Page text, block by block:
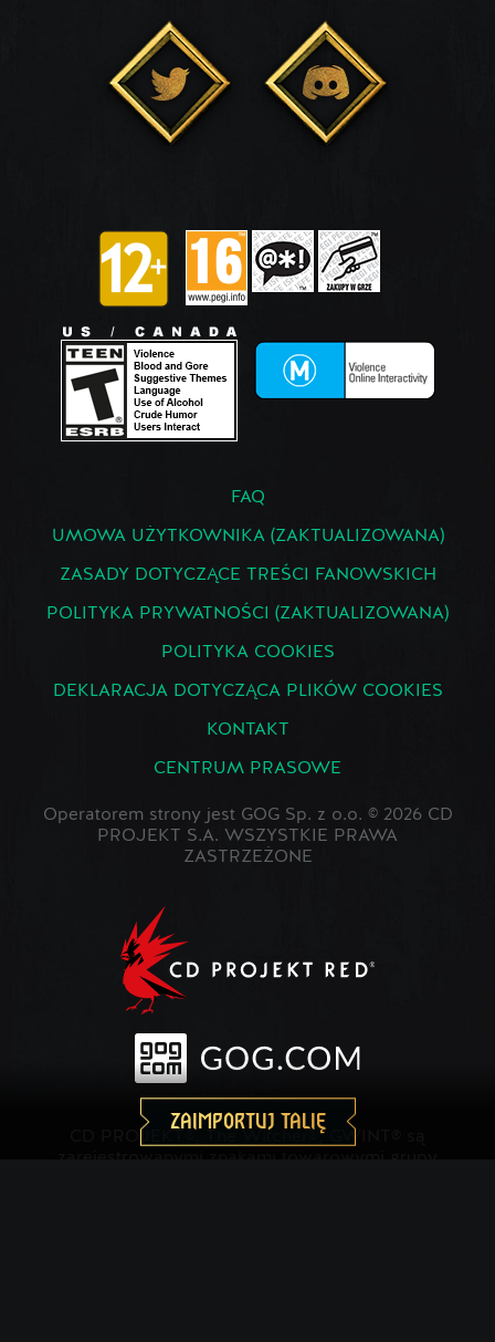
ZAIMPORTUJ TALIĘ
FAQ
UMOWA UŻYTKOWNIKA (ZAKTUALIZOWANA)
ZASADY DOTYCZĄCE TREŚCI FANOWSKICH
POLITYKA PRYWATNOŚCI (ZAKTUALIZOWANA)
POLITYKA COOKIES
DEKLARACJA DOTYCZĄCA PLIKÓW COOKIES
KONTAKT
CENTRUM PRASOWE
Operatorem strony jest GOG Sp. z o.o. © 2026 CD
PROJEKT S.A. WSZYSTKIE PRAWA
ZASTRZEŻONE
CD PROJEKT®, The Witcher®, GWINT® są